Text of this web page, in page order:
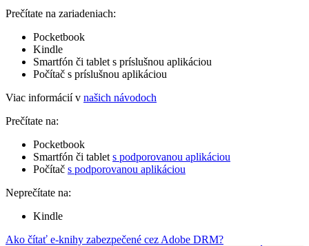
Prečítate na zariadeniach:
Pocketbook
Kindle
Smartfón či tablet s príslušnou aplikáciou
Počítač s príslušnou aplikáciou
Viac informácií v našich návodoch
Prečítate na:
Pocketbook
Smartfón či tablet s podporovanou aplikáciou
Počítač s podporovanou aplikáciou
Neprečítate na:
Kindle
Ako čítať e-knihy zabezpečené cez Adobe DRM?